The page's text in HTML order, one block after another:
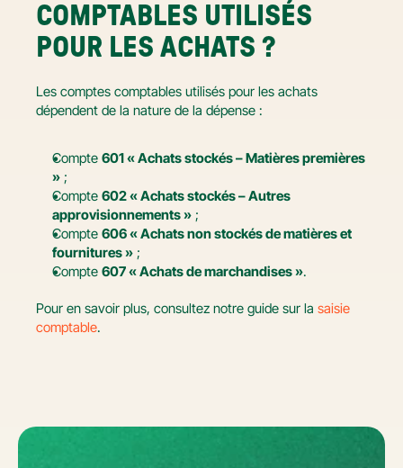
COMPTABLES UTILISÉS
POUR LES ACHATS ?
Les comptes comptables utilisés pour les achats
dépendent de la nature de la dépense :
Compte 601 « Achats stockés – Matières premières
» ;
Compte 602 « Achats stockés – Autres
approvisionnements » ;
Compte 606 « Achats non stockés de matières et
fournitures » ;
Compte 607 « Achats de marchandises ».
Pour en savoir plus, consultez notre guide sur la saisie
comptable.